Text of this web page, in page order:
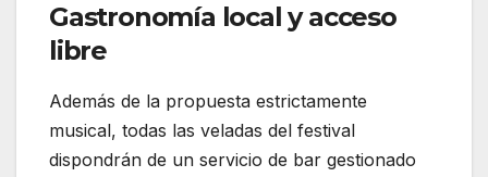
Gastronomía local y acceso
libre
Además de la propuesta estrictamente
musical, todas las veladas del festival
dispondrán de un servicio de bar gestionado